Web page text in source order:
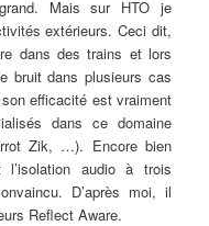
Mais sur HTO je
extérieurs. Ceci dit,
dans des trains et lors
bruit dans plusieurs cas
efficacité est vraiment
dans ce domaine
Zik, …). Encore bien
audio à trois
D’après moi, il
Reflect Aware.